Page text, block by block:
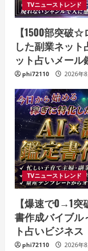
TVニューストレンド
【1500部突破
した副業ネッ
ット占いメール
phi72110 2026年
TVニューストレンド
【爆速で0→1
書作成バイブル
ト占いビジネス
phi72110 2026年